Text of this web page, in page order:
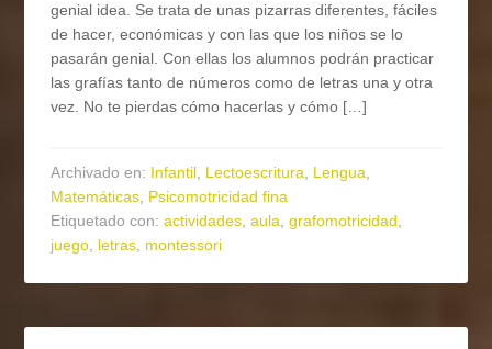
genial idea. Se trata de unas pizarras diferentes, fáciles
de hacer, económicas y con las que los niños se lo
pasarán genial. Con ellas los alumnos podrán practicar
las grafías tanto de números como de letras una y otra
vez. No te pierdas cómo hacerlas y cómo […]
Archivado en: Infantil, Lectoescritura, Lengua,
Matemáticas, Psicomotricidad fina
Etiquetado con:actividades,aula,grafomotricidad,
juego, letras, montessori